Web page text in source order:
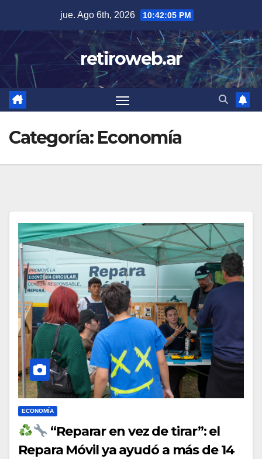
content
jue. Ago 6th, 2026 10:42:06 PM
retiroweb.ar
Categoría: Economía
ECONOMÍA
“Reparar en vez de tirar”: el
Repara Móvil ya ayudó a más de 14